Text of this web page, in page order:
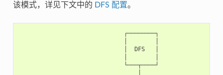
该模式，详见下文中的 DFS 配置。
                              ┌────────┐
                              │  DFS   │
                              └───┬────┘